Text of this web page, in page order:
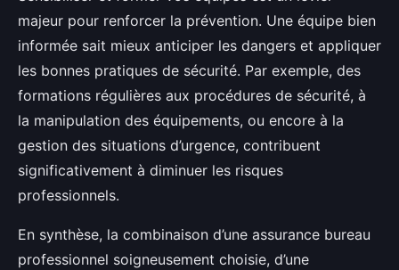
majeur pour renforcer la prévention. Une équipe bien
informée sait mieux anticiper les dangers et appliquer
les bonnes pratiques de sécurité. Par exemple, des
formations régulières aux procédures de sécurité, à
la manipulation des équipements, ou encore à la
gestion des situations d’urgence, contribuent
significativement à diminuer les risques
professionnels.
En synthèse, la combinaison d’une assurance bureau
professionnel soigneusement choisie, d’une